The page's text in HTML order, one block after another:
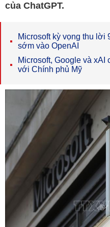
của ChatGPT.
Microsoft kỳ vọng thu lời
sớm vào OpenAI
Microsoft, Google và xAI
với Chính phủ Mỹ